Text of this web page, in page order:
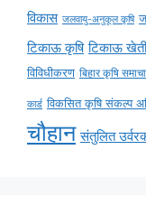
विकास जलवायु-अनुकूल कृषि
टिकाऊ कृषि टिकाऊ खेती
विविधीकरण बिहार कृषि
कार्ड विकसित कृषि संकल्प
चौहान संतुलित